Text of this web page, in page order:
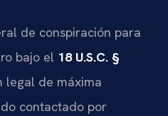
de conspiración para
bajo el 18 U.S.C. §
legal de máxima
contactado por